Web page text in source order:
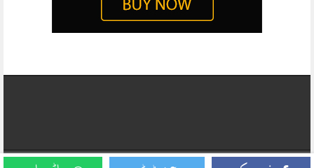
Copyright © 2026, Daily Business Report All Rights Reserved. Website